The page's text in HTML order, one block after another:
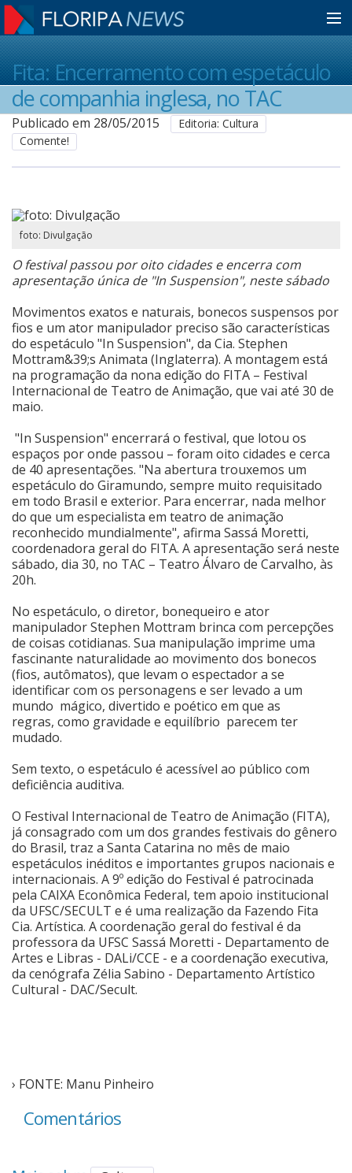
Home
Notícias
Colunistas
Classificados
Guia de Serviços
Anuncie
Cinema
Agenda Cultural
Anuncie
Fale Conosco
Fita: Encerramento com espetáculo
de companhia inglesa, no TAC
Publicado em 28/05/2015
Editoria: Cultura
Comente!
foto: Divulgação
O festival passou por oito cidades e encerra com
apresentação única de "In Suspension", neste sábado
Movimentos exatos e naturais, bonecos suspensos por
fios e um ator manipulador preciso são características
do espetáculo "In Suspension", da Cia. Stephen
Mottram&39;s Animata (Inglaterra). A montagem está
na programação da nona edição do FITA – Festival
Internacional de Teatro de Animação, que vai até 30 de
maio.
"In Suspension" encerrará o festival, que lotou os
espaços por onde passou – foram oito cidades e cerca
de 40 apresentações. "Na abertura trouxemos um
espetáculo do Giramundo, sempre muito requisitado
em todo Brasil e exterior. Para encerrar, nada melhor
do que um especialista em teatro de animação
reconhecido mundialmente", afirma Sassá Moretti,
coordenadora geral do FITA. A apresentação será neste
sábado, dia 30, no TAC – Teatro Álvaro de Carvalho, às
20h.
No espetáculo, o diretor, bonequeiro e ator
manipulador Stephen Mottram brinca com percepções
de coisas cotidianas. Sua manipulação imprime uma
fascinante naturalidade ao movimento dos bonecos
(fios, autômatos), que levam o espectador a se
identificar com os personagens e ser levado a um
mundo mágico, divertido e poético em que as
regras, como gravidade e equilíbrio parecem ter
mudado.
Sem texto, o espetáculo é acessível ao público com
deficiência auditiva.
O Festival Internacional de Teatro de Animação (FITA),
já consagrado com um dos grandes festivais do gênero
do Brasil, traz a Santa Catarina no mês de maio
espetáculos inéditos e importantes grupos nacionais e
internacionais. A 9º edição do Festival é patrocinada
pela CAIXA Econômica Federal, tem apoio institucional
da UFSC/SECULT e é uma realização da Fazendo Fita
Cia. Artística. A coordenação geral do festival é da
professora da UFSC Sassá Moretti - Departamento de
Artes e Libras - DALi/CCE - e a coordenação executiva,
da cenógrafa Zélia Sabino - Departamento Artístico
Cultural - DAC/Secult.
› FONTE: Manu Pinheiro
Comentários